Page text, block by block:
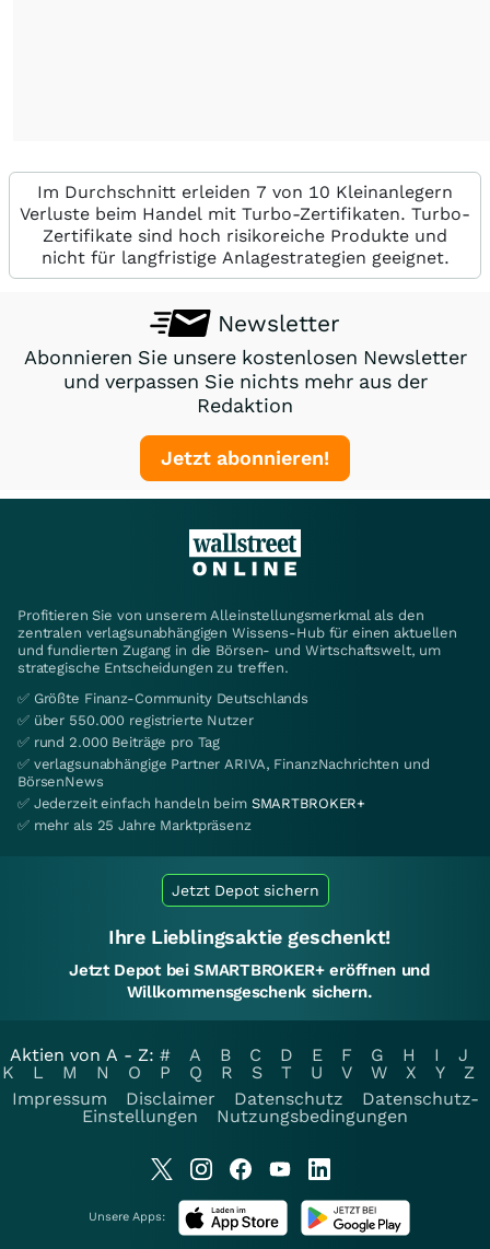
Im Durchschnitt erleiden 7 von 10 Kleinanlegern
Verluste beim Handel mit Turbo-Zertifikaten. Turbo-
Zertifikate sind hoch risikoreiche Produkte und
nicht für langfristige Anlagestrategien geeignet.
Newsletter
Abonnieren Sie unsere kostenlosen Newsletter
und verpassen Sie nichts mehr aus der
Redaktion
Jetzt abonnieren!
Profitieren Sie von unserem Alleinstellungsmerkmal als den
zentralen verlagsunabhängigen Wissens-Hub für einen aktuellen
und fundierten Zugang in die Börsen- und Wirtschaftswelt, um
strategische Entscheidungen zu treffen.
✅ Größte Finanz-Community Deutschlands
✅ über 550.000 registrierte Nutzer
✅ rund 2.000 Beiträge pro Tag
✅ verlagsunabhängige Partner ARIVA, FinanzNachrichten und
BörsenNews
✅ Jederzeit einfach handeln beim SMARTBROKER+
✅ mehr als 25 Jahre Marktpräsenz
Jetzt Depot sichern
Ihre Lieblingsaktie geschenkt!
Jetzt Depot bei SMARTBROKER+ eröffnen und
Willkommensgeschenk sichern.
Aktien von A - Z: # A B C D E F G H I
J
K
L M N O P Q R S T U V W X Y
Z
Impressum
Disclaimer Datenschutz
Datenschutz-
Einstellungen
Nutzungsbedingungen
Unsere Apps: